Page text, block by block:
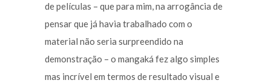
de películas – que para mim, na arrogância de
pensar que já havia trabalhado com o
material não seria surpreendido na
demonstração – o mangaká fez algo simples
mas incrível em termos de resultado visual e